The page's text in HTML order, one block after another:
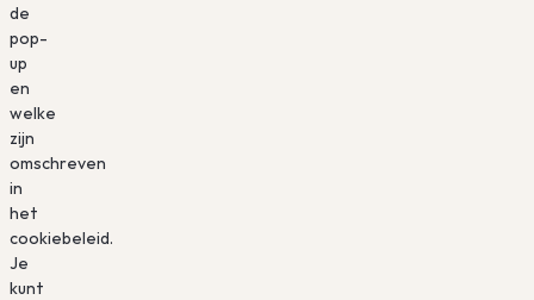
de
pop-
up
en
welke
zijn
omschreven
in
het
cookiebeleid.
Je
kunt